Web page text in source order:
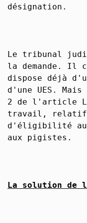
désignation.
Le tribunal
la demande. Il
dispose déjà
d'une UES.
2 de l'article L.
travail, relatif
d'éligibilité au
aux pigistes.
La solution de